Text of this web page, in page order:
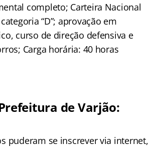
completo; Carteira Nacional
“D”; aprovação em
curso de direção defensiva e
Carga horária: 40 horas
de Varjão:
puderam se inscrever via internet,